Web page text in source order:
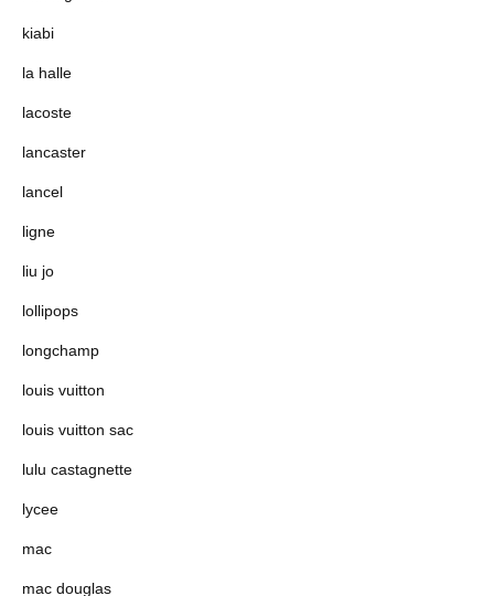
kiabi
la halle
lacoste
lancaster
lancel
ligne
liu jo
lollipops
longchamp
louis vuitton
louis vuitton sac
lulu castagnette
lycee
mac
mac douglas